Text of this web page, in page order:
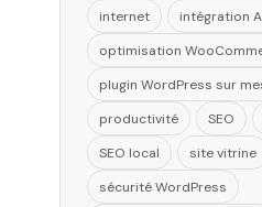
internet
intégration
optimisation
plugin WordPress sur
productivité
SEO
SEO local
site vitrine
sécurité WordPress